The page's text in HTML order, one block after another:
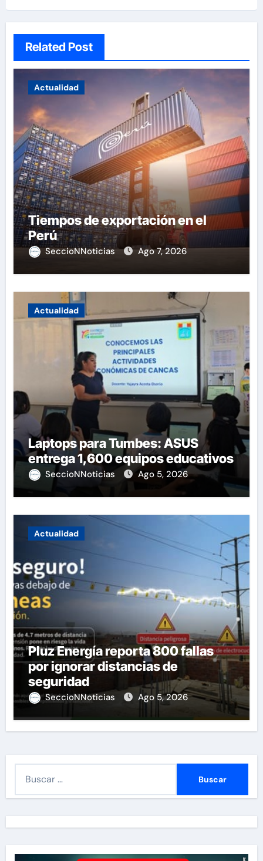
Related Post
Actualidad
Tiempos de exportación en el
Perú
SeccioNNoticias Ago 7, 2026
Actualidad
Laptops para Tumbes: ASUS
entrega 1,600 equipos educativos
SeccioNNoticias Ago 5, 2026
Actualidad
Pluz Energía reporta 800 fallas
por ignorar distancias de
seguridad
SeccioNNoticias Ago 5, 2026
r